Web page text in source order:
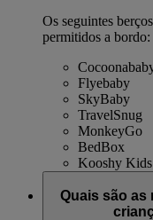
Os seguintes
permitidos a bordo:
Flyebaby
SkyBaby
TravelSnug
MonkeyGo
BedBox
Kooshy Kids
Quais são as